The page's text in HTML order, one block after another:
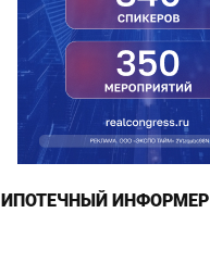
ИПОТЕЧНЫЙ ИНФОРМЕР